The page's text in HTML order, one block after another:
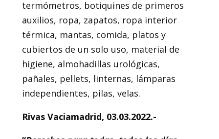
termómetros, botiquines de primeros
auxilios, ropa, zapatos, ropa interior
térmica, mantas, comida, platos y
cubiertos de un solo uso, material de
higiene, almohadillas urológicas,
pañales, pellets, linternas, lámparas
independientes, pilas, velas.
Rivas Vaciamadrid, 03.03.2022.-